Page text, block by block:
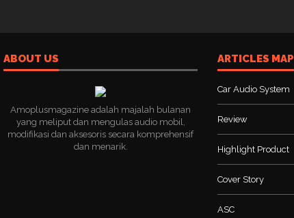
ABOUT US
Amoplusmagazine adalah majalah bulanan
yang meliput dan mengulas audio mobil,
modifikasi dan aksesoris secara komprehensif
dan menarik.
ARTICLES MAP
Car Audio System
Review
Highlight Product
Cover Story
ASC